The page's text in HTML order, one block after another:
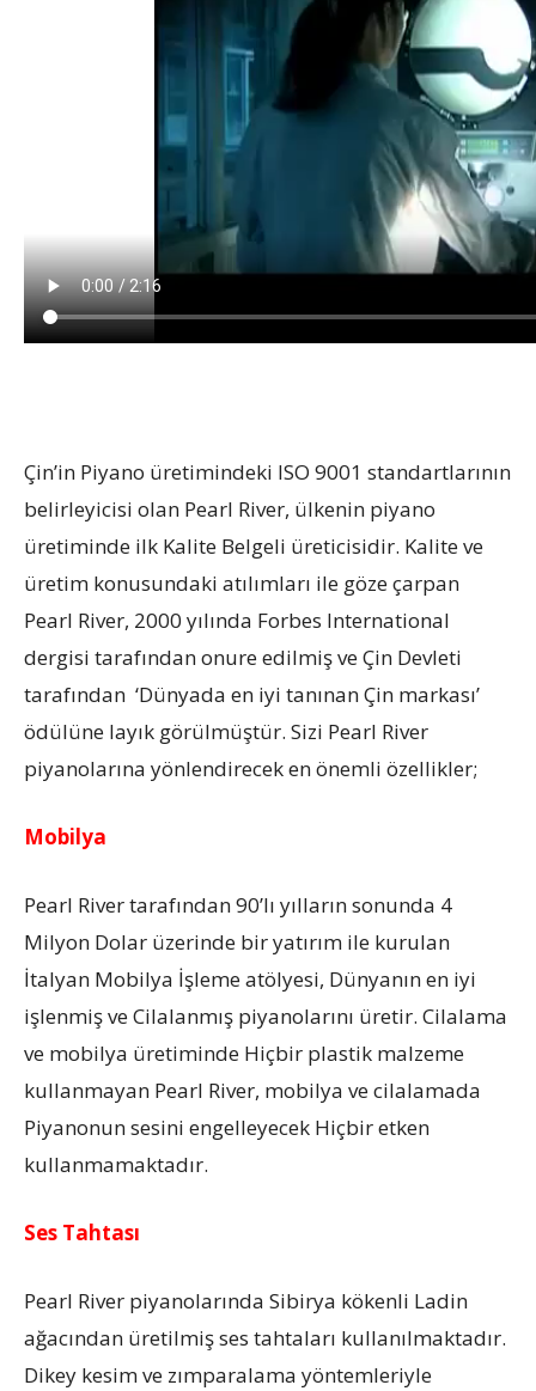
Çin’in Piyano üretimindeki ISO 9001 standartlarının
belirleyicisi olan Pearl River, ülkenin piyano
üretiminde ilk Kalite Belgeli üreticisidir. Kalite ve
üretim konusundaki atılımları ile göze çarpan
Pearl River, 2000 yılında Forbes International
dergisi tarafından onure edilmiş ve Çin Devleti
tarafından ‘Dünyada en iyi tanınan Çin markası’
ödülüne layık görülmüştür. Sizi Pearl River
piyanolarına yönlendirecek en önemli özellikler;
Mobilya
Pearl River tarafından 90’lı yılların sonunda 4
Milyon Dolar üzerinde bir yatırım ile kurulan
İtalyan Mobilya İşleme atölyesi, Dünyanın en iyi
işlenmiş ve Cilalanmış piyanolarını üretir. Cilalama
ve mobilya üretiminde Hiçbir plastik malzeme
kullanmayan Pearl River, mobilya ve cilalamada
Piyanonun sesini engelleyecek Hiçbir etken
kullanmamaktadır.
Ses Tahtası
Pearl River piyanolarında Sibirya kökenli Ladin
ağacından üretilmiş ses tahtaları kullanılmaktadır.
Dikey kesim ve zımparalama yöntemleriyle